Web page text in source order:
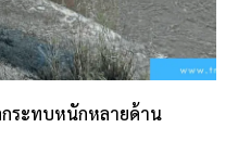
ระทบหนักหลายด้าน